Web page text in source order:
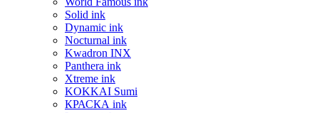
Solid ink
Dynamic ink
Nocturnal ink
Kwadron INX
Panthera ink
Xtreme ink
KOKKAI Sumi
КРАСКА ink